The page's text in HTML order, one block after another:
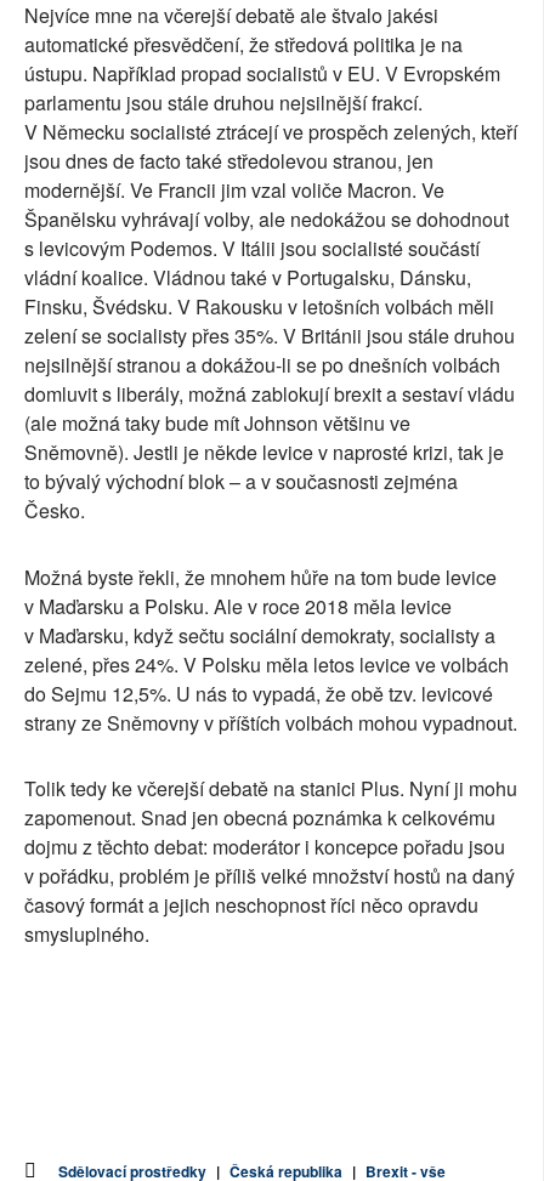
Nejvíce mne na včerejší debatě ale štvalo jakési
automatické přesvědčení, že středová politika je na
ústupu. Například propad socialistů v EU. V Evropském
parlamentu jsou stále druhou nejsilnější frakcí.
V Německu socialisté ztrácejí ve prospěch zelených, kteří
jsou dnes de facto také středolevou stranou, jen
modernější. Ve Francii jim vzal voliče Macron. Ve
Španělsku vyhrávají volby, ale nedokážou se dohodnout
s levicovým Podemos. V Itálii jsou socialisté součástí
vládní koalice. Vládnou také v Portugalsku, Dánsku,
Finsku, Švédsku. V Rakousku v letošních volbách měli
zelení se socialisty přes 35%. V Británii jsou stále druhou
nejsilnější stranou a dokážou-li se po dnešních volbách
domluvit s liberály, možná zablokují brexit a sestaví vládu
(ale možná taky bude mít Johnson většinu ve
Sněmovně). Jestli je někde levice v naprosté krizi, tak je
to bývalý východní blok – a v současnosti zejména
Česko.
Možná byste řekli, že mnohem hůře na tom bude levice
v Maďarsku a Polsku. Ale v roce 2018 měla levice
v Maďarsku, když sečtu sociální demokraty, socialisty a
zelené, přes 24%. V Polsku měla letos levice ve volbách
do Sejmu 12,5%. U nás to vypadá, že obě tzv. levicové
strany ze Sněmovny v příštích volbách mohou vypadnout.
Tolik tedy ke včerejší debatě na stanici Plus. Nyní ji mohu
zapomenout. Snad jen obecná poznámka k celkovému
dojmu z těchto debat: moderátor i koncepce pořadu jsou
v pořádku, problém je příliš velké množství hostů na daný
časový formát a jejich neschopnost říci něco opravdu
smysluplného.
Sdělovací prostředky | Česká republika | Brexit - vše